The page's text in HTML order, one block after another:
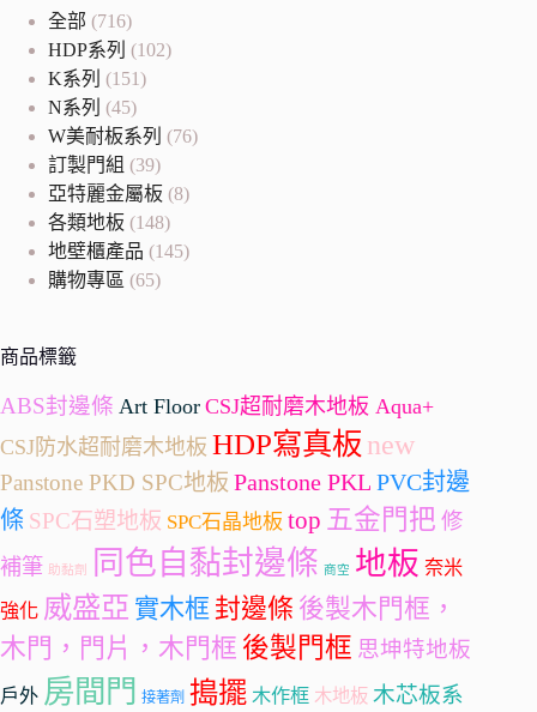
全部 (716)
HDP系列 (102)
K系列 (151)
N系列 (45)
W美耐板系列 (76)
訂製門組 (39)
亞特麗金屬板 (8)
各類地板 (148)
地壁櫃產品 (145)
購物專區 (65)
商品標籤
ABS封邊條 Art Floor CSJ超耐磨木地板 Aqua+
CSJ防水超耐磨木地板 HDP寫真板 new
Panstone PKD SPC地板 Panstone PKL PVC封邊
條 SPC石塑地板 SPC石晶地板 top 五金門把 修
補筆 助黏劑 同色自黏封邊條 商空 地板 奈米
強化 威盛亞 實木框 封邊條 後製木門框，
木門，門片，木門框 後製門框 思坤特地板
戶外 房間門 接著劑 搗擺 木作框 木地板 木芯板系